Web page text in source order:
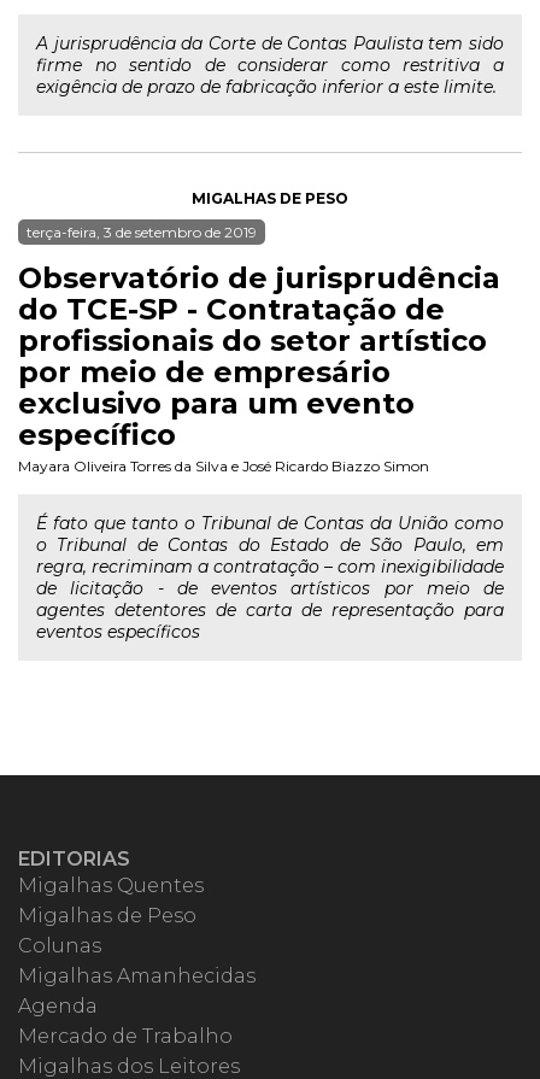
A jurisprudência da Corte de Contas Paulista tem sido
firme no sentido de considerar como restritiva a
exigência de prazo de fabricação inferior a este limite.
MIGALHAS DE PESO
terça-feira, 3 de setembro de 2019
Observatório de jurisprudência
do TCE-SP - Contratação de
profissionais do setor artístico
por meio de empresário
exclusivo para um evento
específico
Mayara Oliveira Torres da Silva e José Ricardo Biazzo Simon
É fato que tanto o Tribunal de Contas da União como
o Tribunal de Contas do Estado de São Paulo, em
regra, recriminam a contratação – com inexigibilidade
de licitação - de eventos artísticos por meio de
agentes detentores de carta de representação para
eventos específicos
EDITORIAS
Migalhas Quentes
Migalhas de Peso
Colunas
Migalhas Amanhecidas
Agenda
Mercado de Trabalho
Migalhas dos Leitores